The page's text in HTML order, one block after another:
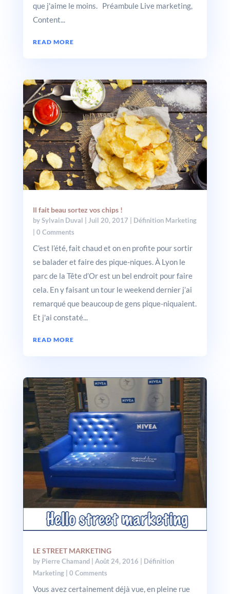
que j'aime le moins. Préambule Live marketing,
Content...
READ MORE
Il fait beau sortez vos chips !
bySylvain Duval Juil 20, 2017
Définition Marketing
| 0 Comments
C’est l’été, fait chaud et on en profite pour sortir
se balader et faire des pique-niques. À Lyon le
parc de la Tête d’Or est un bel endroit pour faire
cela. En y faisant un tour le weekend dernier j’ai
remarqué que beaucoup de gens pique-niquaient.
Et j'ai constaté...
READ MORE
LE STREET MARKETING
by Pierre Chamand| Août 24, 2016
Définition
Marketing| 0 Comments
Vous avez certainement déjà vue, en pleine rue